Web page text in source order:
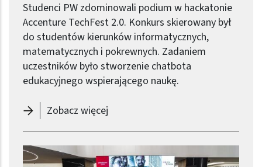
Studenci PW zdominowali podium w hackatonie
Accenture TechFest 2.0. Konkurs skierowany był
do studentów kierunków informatycznych,
matematycznych i pokrewnych. Zadaniem
uczestników było stworzenie chatbota
edukacyjnego wspierającego naukę.
Zobacz więcej-